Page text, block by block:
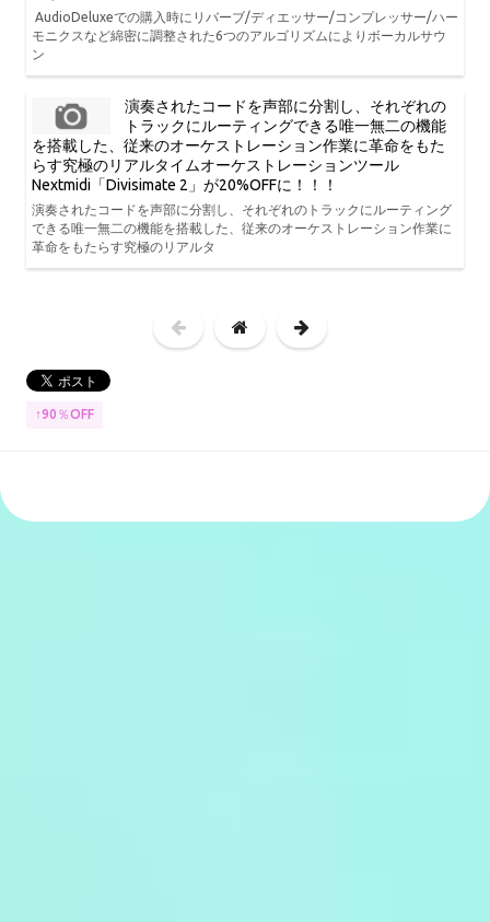
AudioDeluxeでの購入時にリバーブ/ディエッサー/コンプレッサー/ハー
モニクスなど綿密に調整された6つのアルゴリズムによりボーカルサウ
ン
演奏されたコードを声部に分割し、それぞれの
トラックにルーティングできる唯一無二の機能
を搭載した、従来のオーケストレーション作業に革命をもた
らす究極のリアルタイムオーケストレーションツール
Nextmidi「Divisimate 2」が20%OFFに！！！
演奏されたコードを声部に分割し、それぞれのトラックにルーティング
できる唯一無二の機能を搭載した、従来のオーケストレーション作業に
革命をもたらす究極のリアルタ
↑90％OFF